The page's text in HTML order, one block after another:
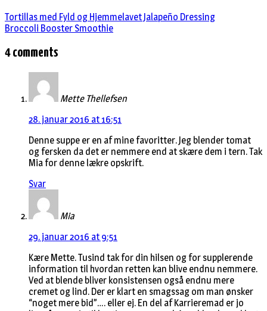
Tortillas med Fyld og Hjemmelavet Jalapeño Dressing
Broccoli Booster Smoothie
4 comments
Mette Thellefsen
28. januar 2016 at 16:51
Denne suppe er en af mine favoritter. Jeg blender tomat
og fersken da det er nemmere end at skære dem i tern. Tak
Mia for denne lækre opskrift.
Svar
Mia
29. januar 2016 at 9:51
Kære Mette. Tusind tak for din hilsen og for supplerende
information til hvordan retten kan blive endnu nemmere.
Ved at blende bliver konsistensen også endnu mere
cremet og lind. Der er klart en smagssag om man ønsker
“noget mere bid”…. eller ej. En del af Karrieremad er jo